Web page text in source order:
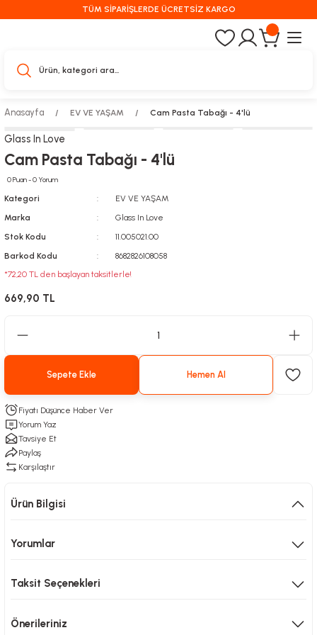
TÜM SİPARİŞLERDE ÜCRETSİZ KARGO
Anasayfa EV VE YAŞAM Cam Pasta Tabağı - 4'lü
Glass In Love
Cam Pasta Tabağı - 4'lü
0 Puan - 0 Yorum
Kategori
EV VE YAŞAM
Marka
Glass In Love
Stok Kodu
11.005021.00
Barkod Kodu
8682826108058
*72,20 TL den başlayan taksitlerle!
669,90 TL
Sepete Ekle Hemen Al
Fiyatı Düşünce Haber Ver
Yorum Yaz
Tavsiye Et
Paylaş
Karşılaştır
Ürün Bilgisi
Yorumlar
Taksit Seçenekleri
Önerileriniz